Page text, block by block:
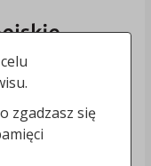
zgadzasz się